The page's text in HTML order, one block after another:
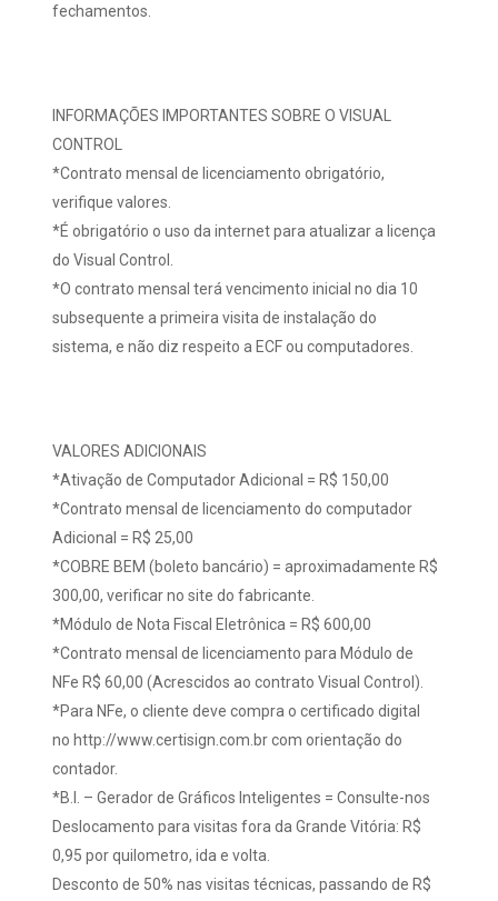
fechamentos.
INFORMAÇÕES IMPORTANTES SOBRE O VISUAL
CONTROL
*Contrato mensal de licenciamento obrigatório,
verifique valores.
*É obrigatório o uso da internet para atualizar a licença
do Visual Control.
*O contrato mensal terá vencimento inicial no dia 10
subsequente a primeira visita de instalação do
sistema, e não diz respeito a ECF ou computadores.
VALORES ADICIONAIS
*Ativação de Computador Adicional = R$ 150,00
*Contrato mensal de licenciamento do computador
Adicional = R$ 25,00
*COBRE BEM (boleto bancário) = aproximadamente R$
300,00, verificar no site do fabricante.
*Módulo de Nota Fiscal Eletrônica = R$ 600,00
*Contrato mensal de licenciamento para Módulo de
NFe R$ 60,00 (Acrescidos ao contrato Visual Control).
*Para NFe, o cliente deve compra o certificado digital
no http://www.certisign.com.br com orientação do
contador.
*B.I. – Gerador de Gráficos Inteligentes = Consulte-nos
Deslocamento para visitas fora da Grande Vitória: R$
0,95 por quilometro, ida e volta.
Desconto de 50% nas visitas técnicas, passando de R$